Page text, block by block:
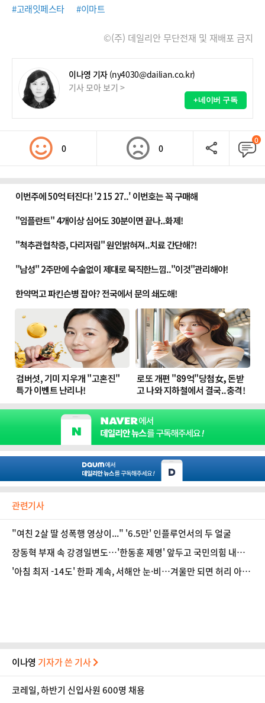
#고래잇페스타 #이마트
©(주) 데일리안 무단전재 및 재배포 금지
이나영 기자 (ny4030@dailian.co.kr)
기사 모아 보기 >
+네이버 구독
0 0
0
관련기사
"여친 2살 딸 성폭행 영상이..." '6.5만' 인플루언서의 두 얼굴
장동혁 부재 속 강경일변도…'한동훈 제명' 앞두고 국민의힘 내홍
폭발
'아침 최저 -14도' 한파 계속, 서해안 눈·비…겨울만 되면 허리 아픈
이나영 기자가 쓴 기사
코레일, 하반기 신입사원 600명 채용